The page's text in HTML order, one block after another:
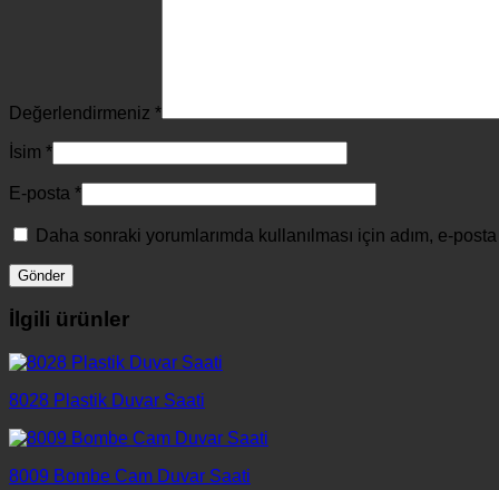
Değerlendirmeniz *
İsim *
E-posta *
Daha sonraki yorumlarımda kullanılması için adım, e-
İlgili ürünler
8028 Plastik Duvar Saati
8009 Bombe Cam Duvar Saati